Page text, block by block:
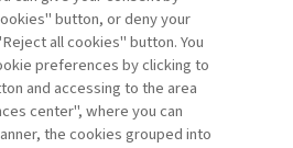
,Penco Lara,
nella loyalty
per progettare la
,Ciacci Andrea,
button, or deny your
all cookies" button. You
preferences by clicking to
and accessing to the area
center", where you can
the cookies grouped into